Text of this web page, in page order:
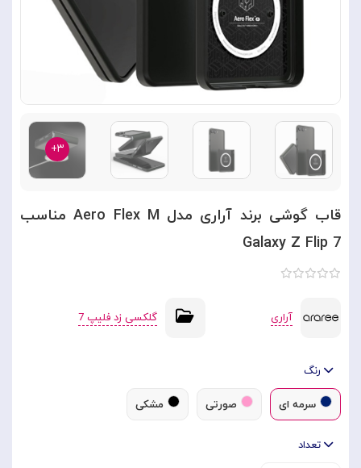
۳+
قاب گوشی برند آراری مدل Aero Flex M مناسب
Galaxy Z Flip 7
آراری گلکسی زد فلیپ 7
رنگ
سرمه ای صورتی مشکی
تعداد